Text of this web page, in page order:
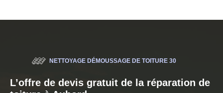
NETTOYAGE DÉMOUSSAGE DE TOITURE 30
L’offre de devis gratuit de la réparation de